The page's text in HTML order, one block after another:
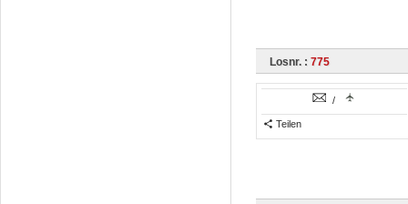
Losnr. : 775
/
Teilen